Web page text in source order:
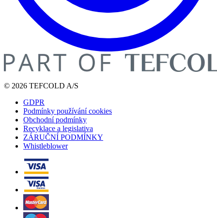
© 2026 TEFCOLD A/S
GDPR
Podmínky používání cookies
Obchodní podmínky
Recyklace a legislativa
ZÁRUČNÍ PODMÍNKY
Whistleblower